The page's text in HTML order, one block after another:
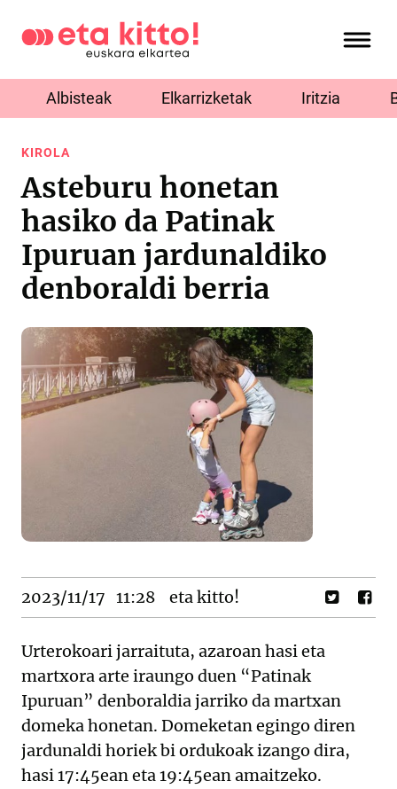
Albisteak Elkarrizketak Iritzia
KIROLA
Asteburu honetan
hasiko da Patinak
Ipuruan jardunaldiko
denboraldi berria
2023/11/17 11:28 eta kitto!
Urterokoari jarraituta, azaroan hasi eta
martxora arte iraungo duen “Patinak
Ipuruan” denboraldia jarriko da martxan
domeka honetan. Domeketan egingo diren
jardunaldi horiek bi ordukoak izango dira,
hasi 17:45ean eta 19:45ean amaitzeko.